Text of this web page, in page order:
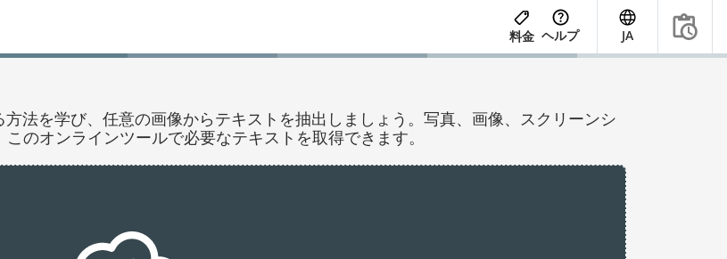
料金 ヘルプ JA
方法を学び、任意の画像からテキストを抽出しましょう。写真、画像、スクリーンシ
のオンラインツールで必要なテキストを取得できます。